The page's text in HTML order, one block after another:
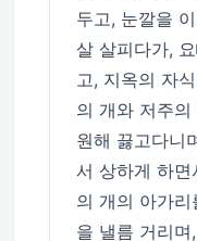
두고, 눈깔을
살 살피다가,
고, 지옥의 자
의 개와 저주
원해 끓고다니
서 상하게 하
의 개의 아가
을 낼름 거리